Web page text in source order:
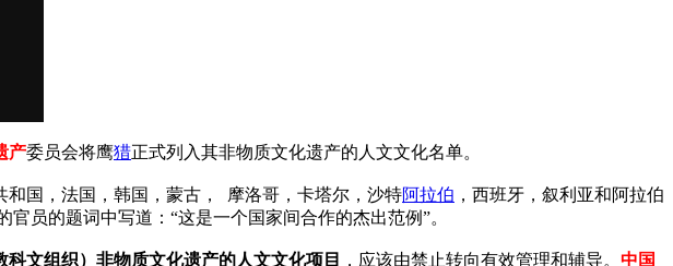
产委员会将鹰猎正式列入其非物质文化遗产的人文文化名单。
和国，法国，韩国，蒙古， 摩洛哥，卡塔尔，沙特阿拉伯 ，西班牙，叙利亚和阿拉伯
员的题词中写道：“这是一个国家间合作的杰出范例”。
文组织）非物质文化遗产的人文文化项目 ，应该由禁止转向有效管理和辅导。 中国